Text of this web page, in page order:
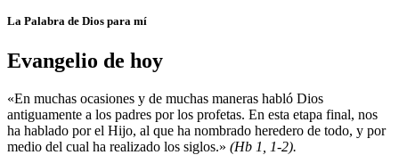
La Palabra de Dios para mí
Evangelio de hoy
«En muchas ocasiones y de muchas maneras habló Dios
antiguamente a los padres por los profetas. En esta etapa final, nos
ha hablado por el Hijo, al que ha nombrado heredero de todo, y por
medio del cual ha realizado los siglos.» (Hb 1, 1-2).